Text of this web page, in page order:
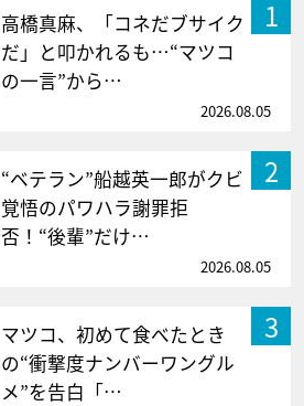
1
高橋真麻、「コネだブサイク
だ」と叩かれるも…“マツコ
の一言”から…
2026.08.05
2
“ベテラン”船越英一郎がクビ
覚悟のパワハラ謝罪拒
否！“後輩”だけ…
2026.08.05
3
マツコ、初めて食べたとき
の“衝撃度ナンバーワングル
メ”を告白「…